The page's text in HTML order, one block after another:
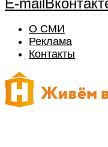
E-mail
О СМИ
Реклама
Контакты